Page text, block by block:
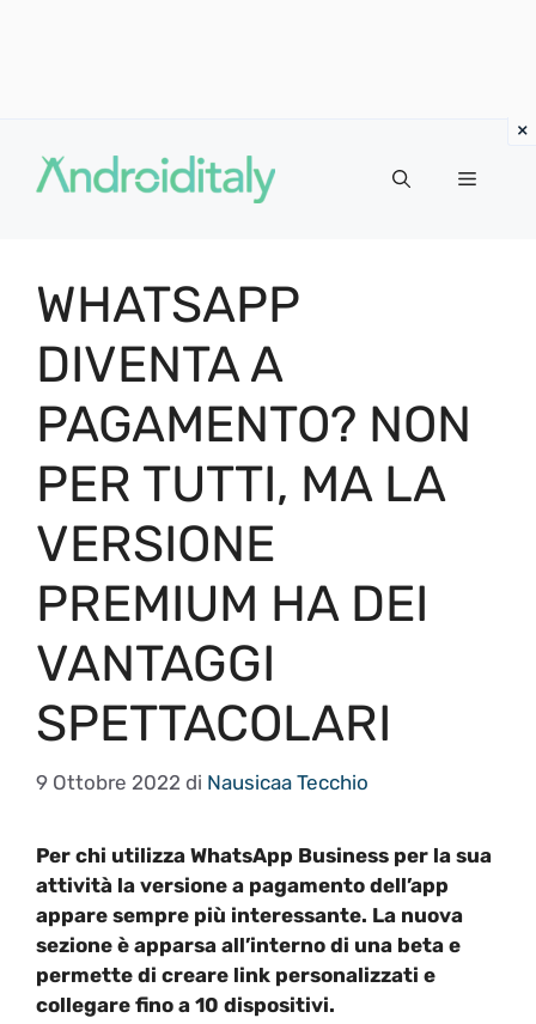
contenuto
MENU
WHATSAPP
DIVENTA A
PAGAMENTO? NON
PER TUTTI, MA LA
VERSIONE
PREMIUM HA DEI
VANTAGGI
SPETTACOLARI
9 Ottobre 2022 di Nausicaa Tecchio
Per chi utilizza WhatsApp Business per la sua
attività la versione a pagamento dell’app
appare sempre più interessante. La nuova
sezione è apparsa all’interno di una beta e
permette di creare link personalizzati e
collegare fino a 10 dispositivi.